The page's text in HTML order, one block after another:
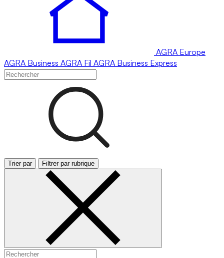
AGRA Europe
AGRA Business AGRA Fil AGRA Business Express
Trier par Filtrer par rubrique